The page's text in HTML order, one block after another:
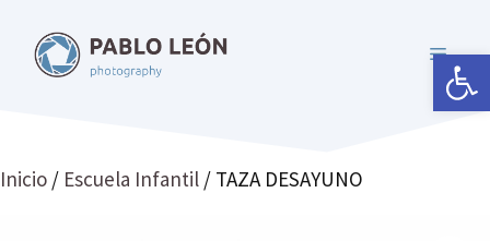
Abrir
contenido
MENÚ
Inicio / Escuela Infantil / TAZA DESAYUNO